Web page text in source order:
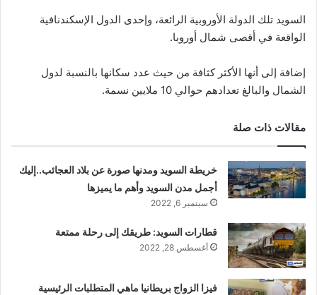
السويد تلك الدولة الأوروبية الرائعة، وإحدى الدول الإسكندنافية
الواقعة في أقصى شمال أوروبا.
إضافة إلى أنها الأكثر كثافة من حيث عدد سكانها بالنسبة لدول
الشمال والبالغ تعدادهم حوالي 10 ملايين نسمة.
مقالات ذات صلة
خريطة السويد ومدنها صورة عن بلاد العجائب..إليك
أجمل مدن السويد وأهم ما يميزها
سبتمبر 6, 2022
قطارات السويد: طريقك إلى رحلة ممتعة
أغسطس 28, 2022
فيزا الزواج بريطانيا ماهي المتطلبات الرئيسية